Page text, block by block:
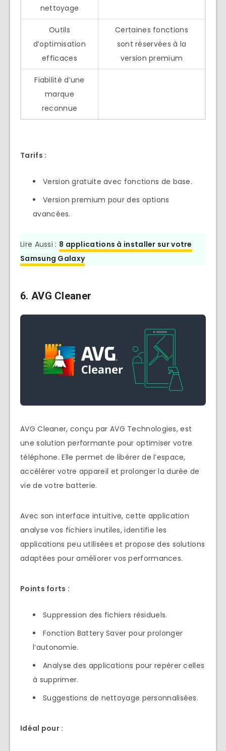
nettoyage
Outils
d’optimisation
efficaces
Certaines fonctions
sont réservées à la
version premium
Fiabilité d’une
marque
reconnue
Tarifs :
Version gratuite avec fonctions de base.
Version premium pour des options
avancées.
Lire Aussi : 8 applications à installer sur votre
Samsung Galaxy
6. AVG Cleaner
AVG Cleaner, conçu par AVG Technologies, est
une solution performante pour optimiser votre
téléphone. Elle permet de libérer de l’espace,
accélérer votre appareil et prolonger la durée de
vie de votre batterie.
Avec son interface intuitive, cette application
analyse vos fichiers inutiles, identifie les
applications peu utilisées et propose des solutions
adaptées pour améliorer vos performances.
Points forts :
Suppression des fichiers résiduels.
Fonction Battery Saver pour prolonger
l’autonomie.
Analyse des applications pour repérer celles
à supprimer.
Suggestions de nettoyage personnalisées.
Idéal pour :